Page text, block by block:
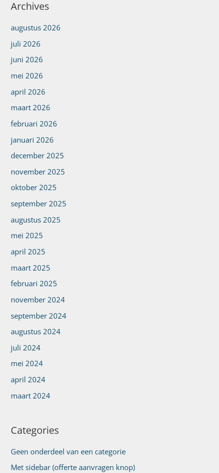
Archives
augustus 2026
juli 2026
juni 2026
mei 2026
april 2026
maart 2026
februari 2026
januari 2026
december 2025
november 2025
oktober 2025
september 2025
augustus 2025
mei 2025
april 2025
maart 2025
februari 2025
november 2024
september 2024
augustus 2024
juli 2024
mei 2024
april 2024
maart 2024
Categories
Geen onderdeel van een categorie
Met sidebar (offerte aanvragen knop)